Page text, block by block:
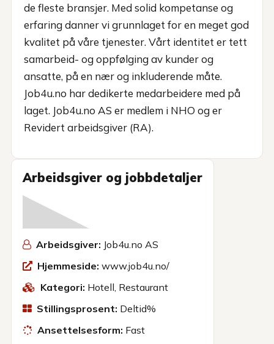
de fleste bransjer. Med solid kompetanse og
erfaring danner vi grunnlaget for en meget god
kvalitet på våre tjenester. Vårt identitet er tett
samarbeid- og oppfølging av kunder og
ansatte, på en nær og inkluderende måte.
Job4u.no har dedikerte medarbeidere med på
laget. Job4u.no AS er medlem i NHO og er
Revidert arbeidsgiver (RA).
Arbeidsgiver og jobbdetaljer
Arbeidsgiver: Job4u.no AS
Hjemmeside: www.job4u.no/
Kategori: Hotell Restaurant
Stillingsprosent: Deltid%
Ansettelsesform: Fast